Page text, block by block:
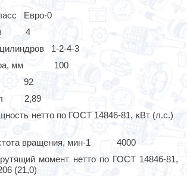
Евро-0
4
1-2-4-3
мм 100
мм 92
л 2,89
нетто по ГОСТ 14846-81, кВт (л.с.)
вращения, мин-1 4000
момент нетто по ГОСТ 14846-81,
(21,0)